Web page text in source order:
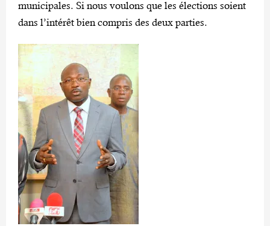
municipales. Si nous voulons que les élections soient
dans l’intérêt bien compris des deux parties.